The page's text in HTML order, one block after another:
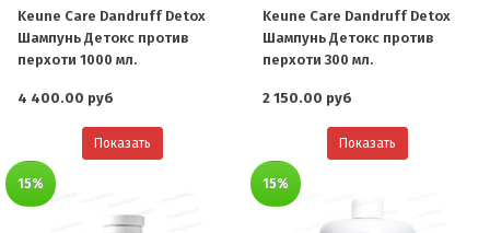
Keune Care Dandruff Detox
Шампунь Детокс против
перхоти 1000 мл.
4 400.00 руб
Показать
Keune Care Dandruff Detox
Шампунь Детокс против
перхоти 300 мл.
2 150.00 руб
Показать
15% 15%